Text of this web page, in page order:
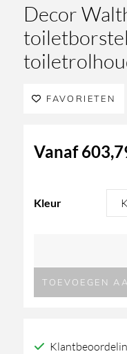
Decor
FAVORIETEN
Vanaf
Kleur
Walther
BAR
TOEVOEGEN